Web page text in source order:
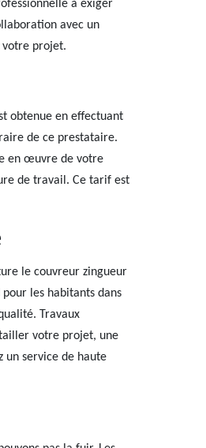
à exiger
avec un
votre projet.
obtenue en effectuant
de ce prestataire.
en œuvre de votre
de travail. Ce tarif est
le couvreur zingueur
les habitants dans
Travaux
votre projet, une
un service de haute